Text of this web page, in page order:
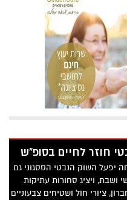
חוזר לחיים בסופ"ש
יפעל השוק הנבטי הססגוני גם
ושבת, ויציג סחורות עתיקות
ציורי חול ושטיחים צבעוניים